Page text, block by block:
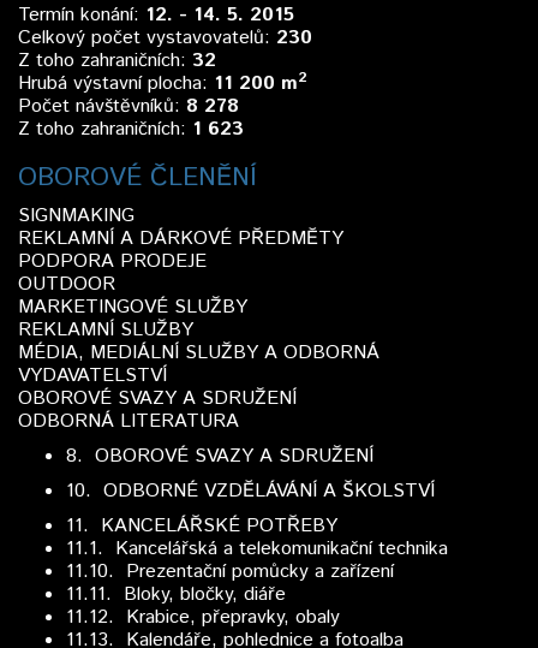
Termín konání: 12. - 14. 5. 2015
Celkový počet vystavovatelů: 230
Z toho zahraničních: 32
Hrubá výstavní plocha: 11 200 m2
Počet návštěvníků: 8 278
Z toho zahraničních: 1 623
OBOROVÉ ČLENĚNÍ
SIGNMAKING
REKLAMNÍ A DÁRKOVÉ PŘEDMĚTY
PODPORA PRODEJE
OUTDOOR
MARKETINGOVÉ SLUŽBY
REKLAMNÍ SLUŽBY
MÉDIA, MEDIÁLNÍ SLUŽBY A ODBORNÁ
VYDAVATELSTVÍ
OBOROVÉ SVAZY A SDRUŽENÍ
ODBORNÁ LITERATURA
8. OBOROVÉ SVAZY A SDRUŽENÍ
10. ODBORNÉ VZDĚLÁVÁNÍ A ŠKOLSTVÍ
11. KANCELÁŘSKÉ POTŘEBY
11.1. Kancelářská a telekomunikační technika
11.10. Prezentační pomůcky a zařízení
11.11. Bloky, bločky, diáře
11.12. Krabice, přepravky, obaly
11.13. Kalendáře, pohlednice a fotoalba